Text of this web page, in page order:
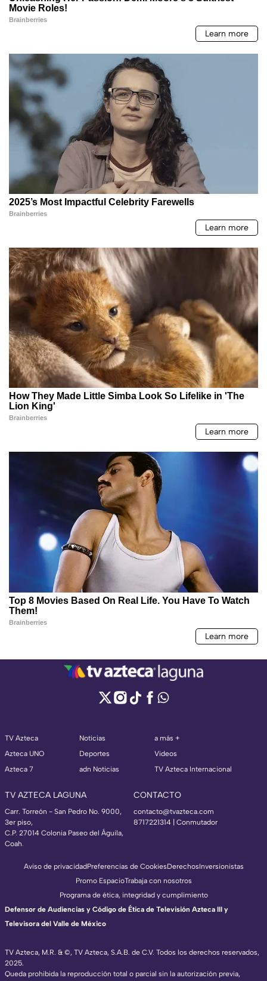
TV Azteca
Azteca UNO
Azteca 7
Noticias
Deportes
adn Noticias
a más +
Videos
TV Azteca Internacional
TV AZTECA LAGUNA
Carr. Torreón - San Pedro No. 9000,
3er piso,
C.P. 27014 Colonia Paseo del Águila,
Coah.
CONTACTO
contacto@tvazteca.com
8717221314 | Conmutador
TV Azteca, M.R. & ©, TV Azteca, S.A.B. de C.V. Todos los derechos reservados,
2025.
Queda prohibida la reproducción total o parcial sin la autorización previa,
Aviso de privacidadPreferencias de CookiesDerechosInversionistas
Promo EspacioTrabaja con nosotros
Programa de ética, integridad y cumplimiento
Defensor de Audiencias y Código de Ética de Televisión Azteca III y
Televisora del Valle de México